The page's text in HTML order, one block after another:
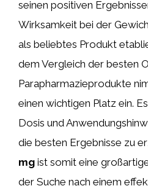
seinen positiven
Wirksamkeit bei der
als beliebtes Produkt
dem Vergleich der besten
Parapharmazieprodukte
einen wichtigen Platz ein.
Dosis und
die besten Ergebnisse zu
mg ist somit eine
der Suche nach einem